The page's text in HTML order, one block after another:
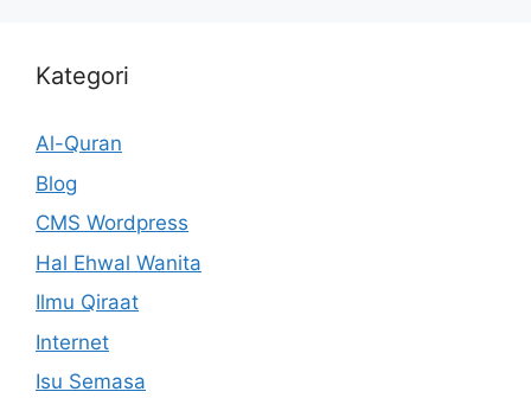
Kategori
Al-Quran
Blog
CMS Wordpress
Hal Ehwal Wanita
Ilmu Qiraat
Internet
Isu Semasa